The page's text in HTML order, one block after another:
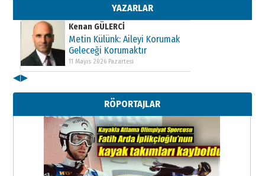
YAZARLAR
11 Mayıs 2026 Pazartesi
Kenan GÜLERCİ
Metin Külünk: Aileyi Korumak
Geleceği Korumaktır
11 Mayıs 2026 Pazartesi
Metin Külünk: Aileyi Korumak
Geleceği Korumaktır
11 Mayıs 2026 Pazartesi
◀▶
RÖPORTAJLAR